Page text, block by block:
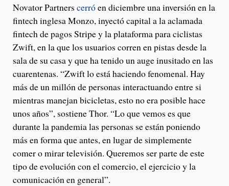
Novator Partners cerróen diciembre una inversión en la
fintech inglesa Monzo, inyectó capital a la aclamada
fintech de pagos Stripe y la plataforma para ciclistas
Zwift, en la que los usuarios corren en pistas desde la
sala de su casa y que ha tenido un auge inusitado en las
cuarentenas. “Zwift lo está haciendo fenomenal. Hay
más de un millón de personas interactuando entre si
mientras manejan bicicletas, esto no era posible hace
unos años”, sostiene Thor. “Lo que vemos es que
durante la pandemia las personas se están poniendo
más en forma que antes, en lugar de simplemente
comer o mirar televisión. Queremos ser parte de este
tipo de evolución con el comercio, el ejercicio y la
comunicación en general”.